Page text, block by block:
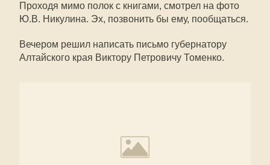
Проходя мимо полок с книгами, смотрел на фото
Ю.В. Никулина. Эх, позвонить бы ему, пообщаться.
Вечером решил написать письмо губернатору
Алтайского края Виктору Петровичу Томенко.